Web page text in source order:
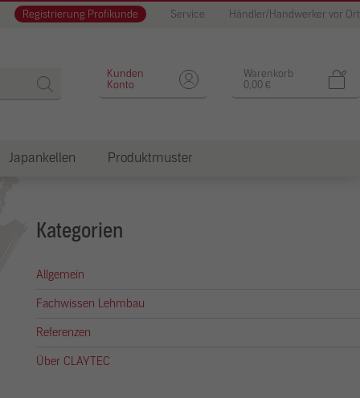
Registrierung Profikunde Service Händler/Handwerker vor Ort
Warenkorb
0,00 €
Kunden
Konto
Japankellen Produktmuster
Aktuelle Beiträge
Holistic
Kategorien
Allgemein
Fachwissen Lehmbau
Referenzen
Über CLAYTEC